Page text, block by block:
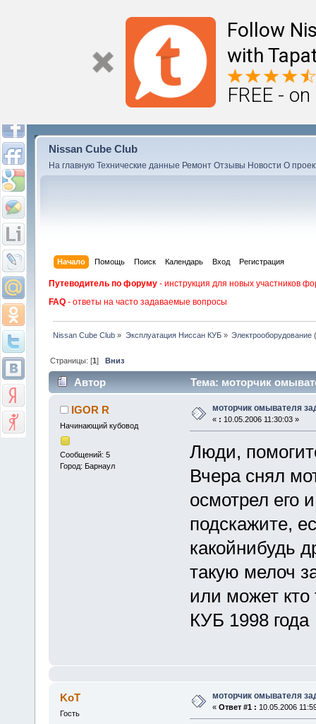
Follow
with
FREE -
Nissan Cube Club
На главную Технические данные Ремонт Отзывы Новости О
Начало Помощь Поиск Календарь Вход Регистрация
Путеводитель по форуму - инструкция для новых участников
FAQ - ответы на часто задаваемые вопросы
Nissan Cube Club » Эксплуатация Ниссан КУБ» Электрооборудование
Страницы: [1]Вниз
Автор Тема: моторчик
IGOR R
Начинающий кубовод
Сообщений: 5
Город: Барнаул
моторчик омывателя
« : 10.05.2006 11:30:03 »
Люди,
Вчера снял
осмотрел его
подскажите,
какойнибудь
такую мелоч
или может кто
КУБ 1998
KoT
Гость
моторчик омывателя
« Ответ #1 : 10.05.2006